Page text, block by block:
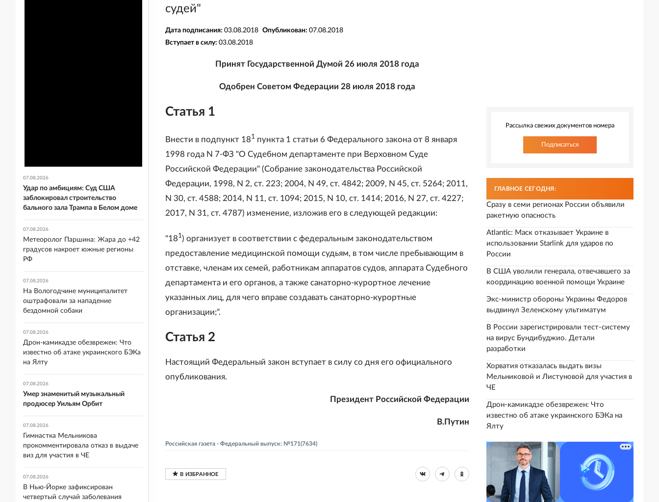
судей"
Дата подписания: 03.08.2018 Опубликован: 07.08.2018
Вступает в силу: 03.08.2018
Принят Государственной Думой 26 июля 2018 года
Одобрен Советом Федерации 28 июля 2018 года
Статья 1
Внести в подпункт 181 пункта 1 статьи 6 Федерального закона от 8 января
1998 года N 7-ФЗ "О Судебном департаменте при Верховном Суде
Российской Федерации" (Собрание законодательства Российской
Федерации, 1998, N 2, ст. 223; 2004, N 49, ст. 4842; 2009, N 45, ст. 5264; 2011,
N 30, ст. 4588; 2014, N 11, ст. 1094; 2015, N 10, ст. 1414; 2016, N 27, ст. 4227;
2017, N 31, ст. 4787) изменение, изложив его в следующей редакции:
"181) организует в соответствии с федеральным законодательством
предоставление медицинской помощи судьям, в том числе пребывающим в
отставке, членам их семей, работникам аппаратов судов, аппарата Судебного
департамента и его органов, а также санаторно-курортное лечение
указанных лиц, для чего вправе создавать санаторно-курортные
организации;".
Статья 2
Настоящий Федеральный закон вступает в силу со дня его официального
опубликования.
Президент Российской Федерации
В.Путин
Российская газета - Федеральный выпуск: №171(7634)
Рассылка свежих документов номера
Подписаться
ГЛАВНОЕ СЕГОДНЯ:
Сразу в семи регионах России объявили
ракетную опасность
Atlantic: Маск отказывает Украине в
использовании Starlink для ударов по
России
В США уволили генерала, отвечавшего за
координацию военной помощи Украине
Экс-министр обороны Украины Федоров
выдвинул Зеленскому ультиматум
В России зарегистрировали тест-систему
на вирус Бундибуджио. Детали
разработки
Хорватия отказалась выдать визы
Мельниковой и Листуновой для участия в
ЧЕ
Дрон-камикадзе обезврежен: Что
известно об атаке украинского БЭКа на
Ялту
07.08.2026
Удар по амбициям: Суд США
заблокировал строительство
бального зала Трампа в Белом доме
07.08.2026
Метеоролог Паршина: Жара до +42
градусов накроет южные регионы
РФ
07.08.2026
На Вологодчине муниципалитет
оштрафовали за нападение
бездомной собаки
07.08.2026
Дрон-камикадзе обезврежен: Что
известно об атаке украинского БЭКа
на Ялту
07.08.2026
Умер знаменитый музыкальный
продюсер Уильям Орбит
07.08.2026
Гимнастка Мельникова
прокомментировала отказ в выдаче
виз для участия в ЧЕ
07.08.2026
В Нью-Йорке зафиксирован
четвертый случай заболевания